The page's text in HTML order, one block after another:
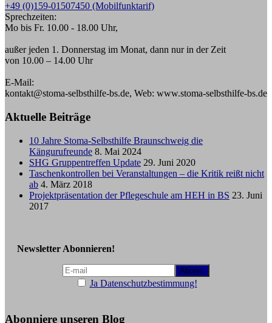
+49 (0)159-01507450 (Mobilfunktarif)
Sprechzeiten:
Mo bis Fr. 10.00 - 18.00 Uhr,
außer jeden 1. Donnerstag im Monat, dann nur in der Zeit
von 10.00 – 14.00 Uhr
E-Mail:
kontakt@stoma-selbsthilfe-bs.de, Web: www.stoma-selbsthilfe-bs.de
Aktuelle Beiträge
10 Jahre Stoma-Selbsthilfe Braunschweig die
Kängurufreunde 8. Mai 2024
SHG Gruppentreffen Update 29. Juni 2020
Taschenkontrollen bei Veranstaltungen – die Kritik reißt nicht
ab 4. März 2018
Projektpräsentation der Pflegeschule am HEH in BS 23. Juni
2017
Newsletter Abonnieren!
Ja Datenschutzbestimmung!
Abonniere unseren Blog